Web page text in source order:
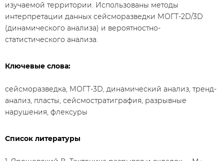
изучаемой территории. Использованы методы
интерпретации данных сейсморазведки МОГТ-2D/3D
(динамического анализа) и вероятностно-
статистического анализа.
Ключевые слова:
сейсморазведка, МОГТ-3D, динамический анализ, тренд-
анализ, пласты, сейсмостратиграфия, разрывные
нарушения, флексуры
Список литературы